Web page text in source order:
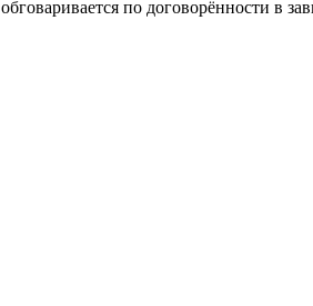
обговаривается по договорённости в